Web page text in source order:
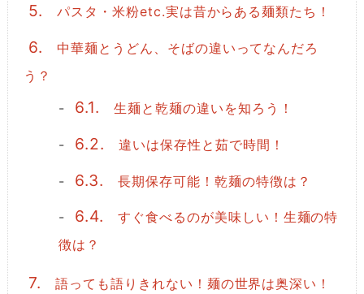
5. パスタ・米粉etc.実は昔からある麺類たち！
6.
中華麺とうどん、そばの違いってなんだろ
う？
6.1. 生麺と乾麺の違いを知ろう！
6.2. 違いは保存性と茹で時間！
6.3. 長期保存可能！乾麺の特徴は？
6.4.
すぐ食べるのが美味しい！生麺の特
徴は？
7. 語っても語りきれない！麺の世界は奥深い！